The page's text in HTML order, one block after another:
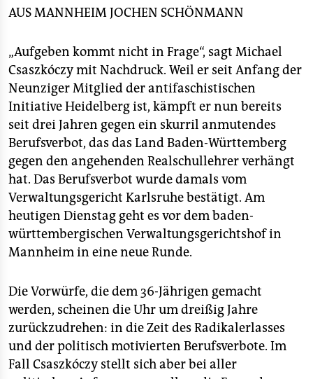
verlag
shop
fragen & hilfe
unterstützen
abo
genossenschaft
epaper login
AUS MANNHEIMJOCHEN SCHÖNMANN
„Aufgeben kommt nicht in Frage“, sagt Michael
Csaszkóczy mit Nachdruck. Weil er seit Anfang der
Neunziger Mitglied der antifaschistischen
Initiative Heidelberg ist, kämpft er nun bereits
seit drei Jahren gegen ein skurril anmutendes
Berufsverbot, das das Land Baden-Württemberg
gegen den angehenden Realschullehrer verhängt
hat. Das Berufsverbot wurde damals vom
Verwaltungsgericht Karlsruhe bestätigt. Am
heutigen Dienstag geht es vor dem baden-
württembergischen Verwaltungsgerichtshof in
Mannheim in eine neue Runde.
Die Vorwürfe, die dem 36-Jährigen gemacht
werden, scheinen die Uhr um dreißig Jahre
zurückzudrehen: in die Zeit des Radikalerlasses
und der politisch motivierten Berufsverbote. Im
Fall Csaszkóczy stellt sich aber bei aller